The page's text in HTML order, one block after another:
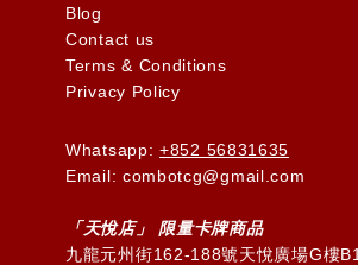
Blog
Contact us
Terms & Conditions
Privacy Policy
Whatsapp: +852 56831635
Email: combotcg@gmail.com
「天悅店」 限量卡牌商品
九龍元州街162-188號天悅廣場G樓